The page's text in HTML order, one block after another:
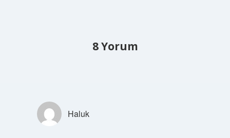
8 Yorum
Haluk